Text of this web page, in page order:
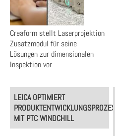
Creaform stellt Laserprojektion
Zusatzmodul für seine
Lösungen zur dimensionalen
Inspektion vor
Post
navigation
LEICA OPTIMIERT
PRODUKTENTWICKLUNGSPROZESS
MIT PTC WINDCHILL